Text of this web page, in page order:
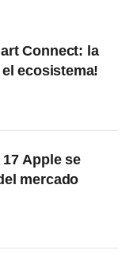
Connect: la
ecosistema!
Apple se
mercado